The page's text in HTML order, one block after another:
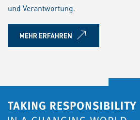
und Verantwortung.
MEHR ERFAHREN